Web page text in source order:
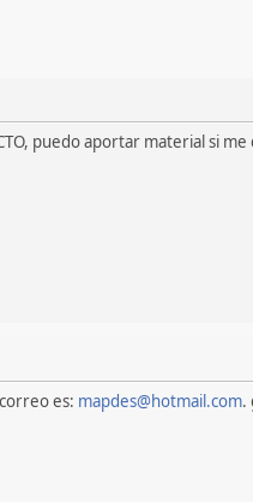
puedo aportar material si
es: mapdes@hotmail.com.